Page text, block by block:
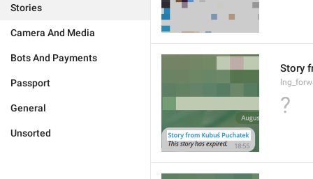
Stories
Camera And Media
Bots And Payments
Passport
General
Unsorted
Story
?